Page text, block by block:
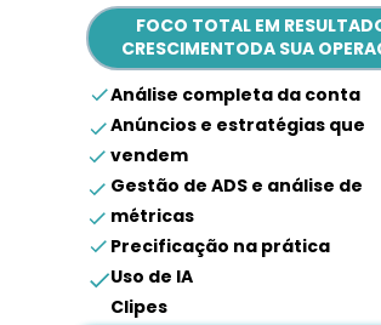
FOCO TOTAL EM
CRESCIMENTODA SUA
Análise completa da conta
Anúncios e estratégias que
vendem
Gestão de ADS e análise de
métricas
Precificação na prática
Uso de IA
Clipes